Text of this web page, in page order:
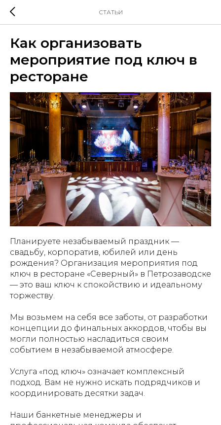
СТАТЬИ
Как организовать
мероприятие под ключ в
ресторане
Планируете незабываемый праздник —
свадьбу, корпоратив, юбилей или день
рождения? Организация мероприятия под
ключ в ресторане «Северный» в Петрозаводске
— это ваш ключ к спокойствию и идеальному
торжеству.
Мы возьмем на себя все заботы, от разработки
концепции до финальных аккордов, чтобы вы
могли полностью насладиться своим
событием в незабываемой атмосфере.
Услуга «под ключ» означает комплексный
подход. Вам не нужно искать подрядчиков и
координировать десятки задач.
Наши банкетные менеджеры и